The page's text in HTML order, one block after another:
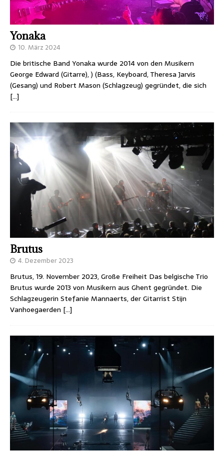
Yonaka
10. März 2024
Die britische Band Yonaka wurde 2014 von den Musikern
George Edward (Gitarre), ) (Bass, Keyboard, Theresa Jarvis
(Gesang) und Robert Mason (Schlagzeug) gegründet, die sich
[…]
Brutus
4. Dezember 2023
Brutus, 19. November 2023, Große Freiheit Das belgische Trio
Brutus wurde 2013 von Musikern aus Ghent gegründet. Die
Schlagzeugerin Stefanie Mannaerts, der Gitarrist Stijn
Vanhoegaerden […]